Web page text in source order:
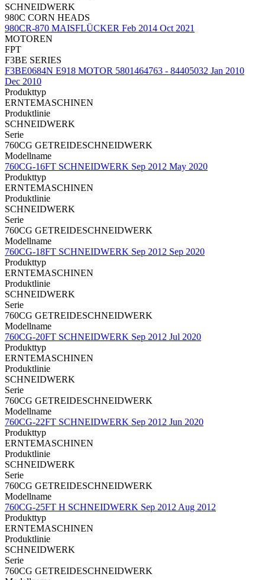
SCHNEIDWERK
980C CORN HEADS
980CR-870 MAISFLÜCKER Feb 2014 Oct 2021
MOTOREN
FPT
F3BE SERIES
F3BE0684N E918 MOTOR 5801464763 - 84405032 Jan 2010
Dec 2010
Produkttyp
ERNTEMASCHINEN
Produktlinie
SCHNEIDWERK
Serie
760CG GETREIDESCHNEIDWERK
Modellname
760CG-16FT SCHNEIDWERK Sep 2012 May 2020
Produkttyp
ERNTEMASCHINEN
Produktlinie
SCHNEIDWERK
Serie
760CG GETREIDESCHNEIDWERK
Modellname
760CG-18FT SCHNEIDWERK Sep 2012 Sep 2020
Produkttyp
ERNTEMASCHINEN
Produktlinie
SCHNEIDWERK
Serie
760CG GETREIDESCHNEIDWERK
Modellname
760CG-20FT SCHNEIDWERK Sep 2012 Jul 2020
Produkttyp
ERNTEMASCHINEN
Produktlinie
SCHNEIDWERK
Serie
760CG GETREIDESCHNEIDWERK
Modellname
760CG-22FT SCHNEIDWERK Sep 2012 Jun 2020
Produkttyp
ERNTEMASCHINEN
Produktlinie
SCHNEIDWERK
Serie
760CG GETREIDESCHNEIDWERK
Modellname
760CG-25FT H SCHNEIDWERK Sep 2012 Aug 2012
Produkttyp
ERNTEMASCHINEN
Produktlinie
SCHNEIDWERK
Serie
760CG GETREIDESCHNEIDWERK